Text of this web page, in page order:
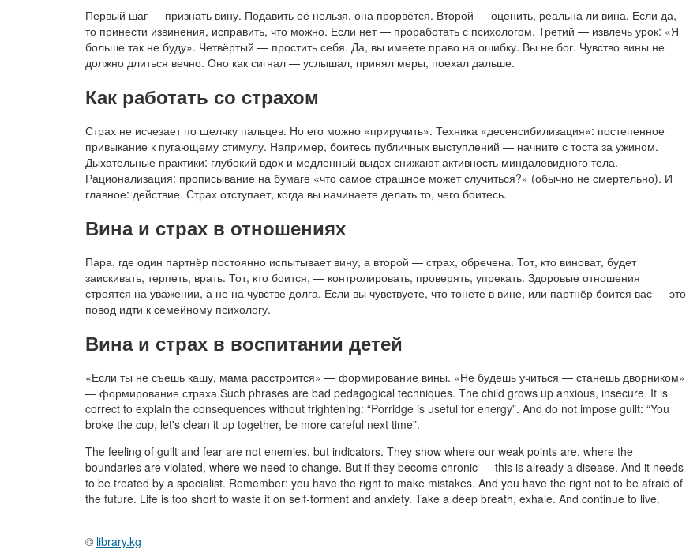
Первый шаг — признать вину. Подавить её нельзя, она прорвётся. Второй — оценить, реальна ли вина. Если да,
то принести извинения, исправить, что можно. Если нет — проработать с психологом. Третий — извлечь урок: «Я
больше так не буду». Четвёртый — простить себя. Да, вы имеете право на ошибку. Вы не бог. Чувство вины не
должно длиться вечно. Оно как сигнал — услышал, принял меры, поехал дальше.
Как работать со страхом
Страх не исчезает по щелчку пальцев. Но его можно «приручить». Техника «десенсибилизация»: постепенное
привыкание к пугающему стимулу. Например, боитесь публичных выступлений — начните с тоста за ужином.
Дыхательные практики: глубокий вдох и медленный выдох снижают активность миндалевидного тела.
Рационализация: прописывание на бумаге «что самое страшное может случиться?» (обычно не смертельно). И
главное: действие. Страх отступает, когда вы начинаете делать то, чего боитесь.
Вина и страх в отношениях
Пара, где один партнёр постоянно испытывает вину, а второй — страх, обречена. Тот, кто виноват, будет
заискивать, терпеть, врать. Тот, кто боится, — контролировать, проверять, упрекать. Здоровые отношения
строятся на уважении, а не на чувстве долга. Если вы чувствуете, что тонете в вине, или партнёр боится вас — это
повод идти к семейному психологу.
Вина и страх в воспитании детей
«Если ты не съешь кашу, мама расстроится» — формирование вины. «Не будешь учиться — станешь дворником»
— формирование страха.Such phrases are bad pedagogical techniques. The child grows up anxious, insecure. It is
correct to explain the consequences without frightening: “Porridge is useful for energy”. And do not impose guilt: “You
broke the cup, let's clean it up together, be more careful next time”.
The feeling of guilt and fear are not enemies, but indicators. They show where our weak points are, where the
boundaries are violated, where we need to change. But if they become chronic — this is already a disease. And it needs
to be treated by a specialist. Remember: you have the right to make mistakes. And you have the right not to be afraid of
the future. Life is too short to waste it on self-torment and anxiety. Take a deep breath, exhale. And continue to live.
© library.kg